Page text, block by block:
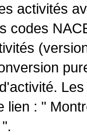
activités
codes
lien : "